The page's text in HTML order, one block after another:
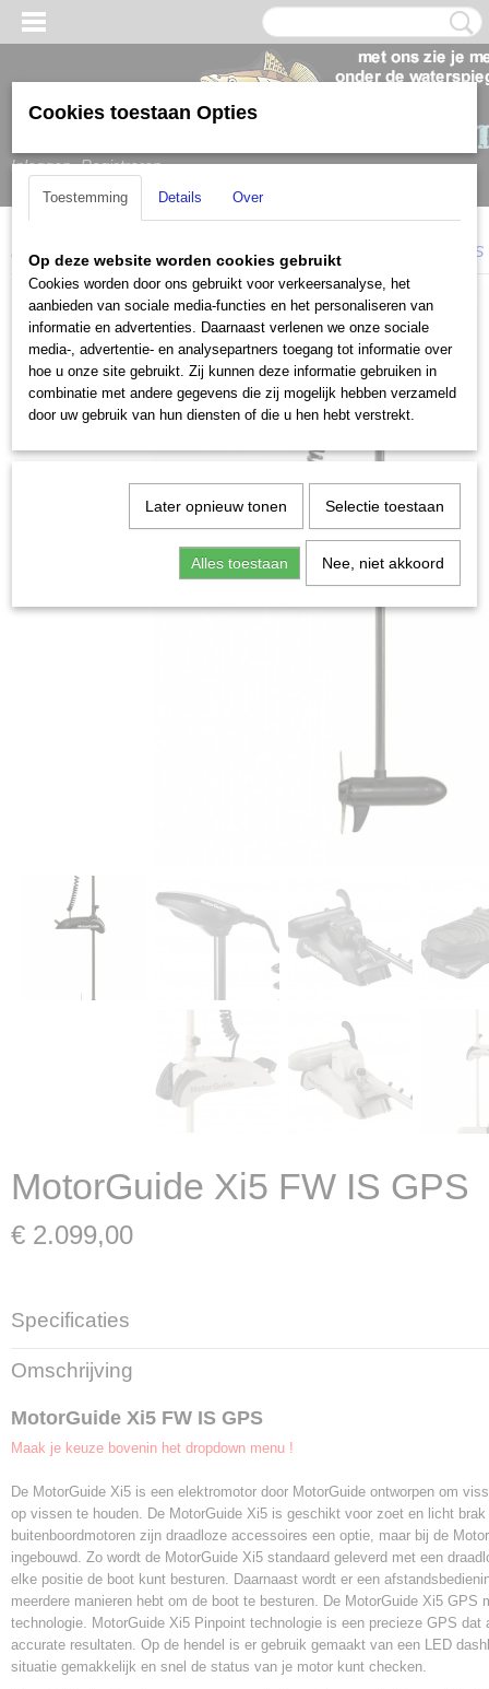
Inloggen Registreren
Home > Elektromotoren > MotorGuide MotorGuide Xi5 FW IS GPS
MotorGuide Xi5 FW IS GPS
€ 2.099,00
Specificaties
Bruto gewicht
6,00 Kg
Omschrijving
MotorGuide Xi5 FW IS GPS
Maak je keuze bovenin het dropdown menu !
De MotorGuide Xi5 is een elektromotor door MotorGuide ontworpen om
op vissen te houden. De MotorGuide Xi5 is geschikt voor zoet en licht
buitenboordmotoren zijn draadloze accessoires een optie, maar bij de
ingebouwd. Zo wordt de MotorGuide Xi5 standaard geleverd met een
elke positie de boot kunt besturen. Daarnaast wordt er een
meerdere manieren hebt om de boot te besturen. De MotorGuide Xi5 GPS
technologie. MotorGuide Xi5 Pinpoint technologie is een precieze GPS dat
accurate resultaten. Op de hendel is er gebruik gemaakt van een LED
situatie gemakkelijk en snel de status van je motor kunt checken.
Cookies toestaan Opties
Toestemming Details Over
Op deze website worden cookies gebruikt
Cookies worden door ons gebruikt voor verkeersanalyse, het
aanbieden van sociale media-functies en het personaliseren van
informatie en advertenties. Daarnaast verlenen we onze sociale
media-, advertentie- en analysepartners toegang tot informatie over
hoe u onze site gebruikt. Zij kunnen deze informatie gebruiken in
combinatie met andere gegevens die zij mogelijk hebben verzameld
door uw gebruik van hun diensten of die u hen hebt verstrekt.
Later opnieuw tonen Selectie toestaan
Alles toestaan Nee, niet akkoord